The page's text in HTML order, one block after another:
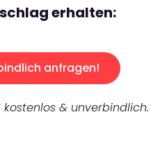
erhalten:
anfragen!
kostenlos & unverbindlich.